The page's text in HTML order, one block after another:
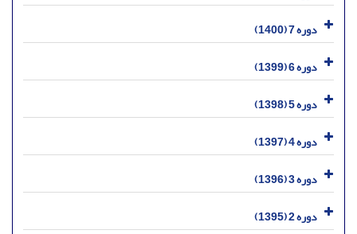
دوره 7 (1400)
دوره 6 (1399)
دوره 5 (1398)
دوره 4 (1397)
دوره 3 (1396)
دوره 2 (1395)